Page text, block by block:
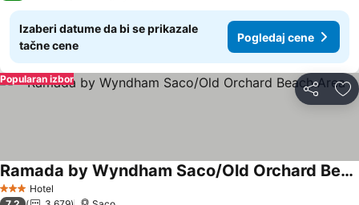
Izaberi datume da bi se prikazale
tačne cene
Pogledaj cene
Deli
Popularan izbor
3 Zvezdice
Hotel
Ramada by Wyndham Saco/Old Orchard Beach Area